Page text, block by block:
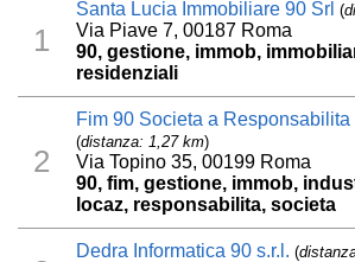
1
Santa Lucia Immobiliare 90 Srl (
Via Piave 7, 00187 Roma
90, gestione, immob,
residenziali
2
Fim 90 Societa a Responsabilita
(distanza: 1,27 km)
Via Topino 35, 00199 Roma
90, fim, gestione, immob,
locaz, responsabilita, societa
Dedra Informatica 90 s.r.l. (